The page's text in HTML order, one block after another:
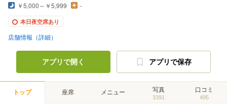
￥5,000～￥5,999 -
本日夜空席あり
店舗情報（詳細）
アプリで開く アプリで保存
トップ 座席 メニュー 写真
3391
口コミ
495